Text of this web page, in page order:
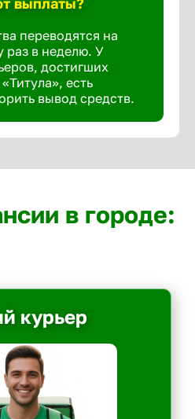
переводятся на
раз в неделю. У
достигших
есть
вывод средств.
в городе:
курьер